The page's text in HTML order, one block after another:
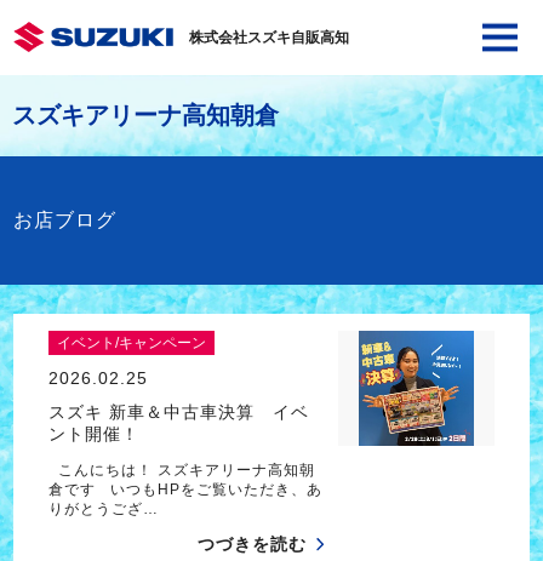
株式会社スズキ自販高知
スズキアリーナ高知朝倉
お店ブログ
イベント/キャンペーン
2026.02.25
スズキ 新車＆中古車決算 イベ
ント開催！
こんにちは！ スズキアリーナ高知朝
倉です いつもHPをご覧いただき、あ
りがとうござ…
つづきを読む